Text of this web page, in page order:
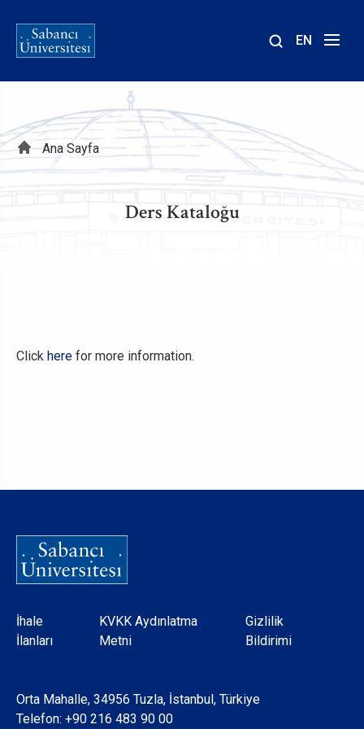
EN
Sayfa
yolu
Ana Sayfa
Ders Kataloğu
Click here for more information.
Dipnot
İhale
İlanları
KVKK Aydınlatma
Metni
Gizlilik
Bildirimi
Orta Mahalle, 34956 Tuzla, İstanbul, Türkiye
Telefon: +90 216 483 90 00